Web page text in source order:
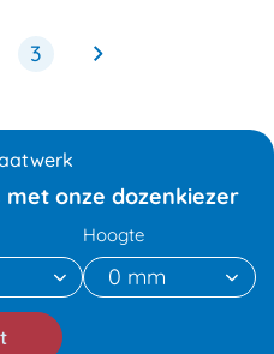
3
onze dozenkiezer
Hoogte